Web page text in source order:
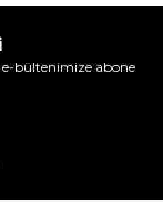
bültenimize abone